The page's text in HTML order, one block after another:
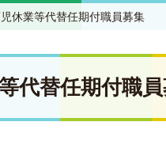
休業等代替任期付職員募集
代替任期付職